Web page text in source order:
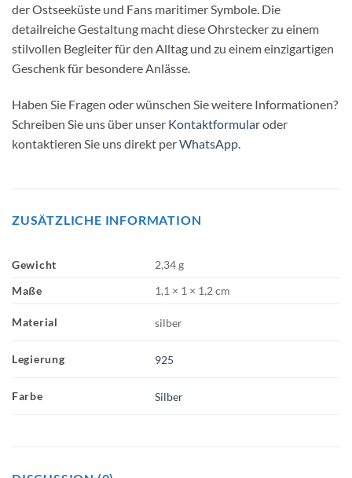
der Ostseeküste und Fans maritimer Symbole. Die
detailreiche Gestaltung macht diese Ohrstecker zu einem
stilvollen Begleiter für den Alltag und zu einem einzigartigen
Geschenk für besondere Anlässe.
Haben Sie Fragen oder wünschen Sie weitere Informationen?
Schreiben Sie uns über unser Kontaktformularoder
kontaktieren Sie uns direkt perWhatsApp
ZUSÄTZLICHE INFORMATION
Gewicht
2,34 g
Maße
1,1 × 1 × 1,2 cm
Material silber
Legierung 925
Farbe Silber